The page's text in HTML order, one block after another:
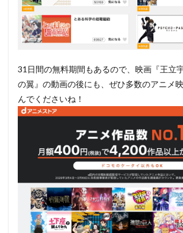
31日間の無料期間もあるので、映画『王立
の翼』の動画の後にも、ぜひ多数のアニメ
んでくださいね！